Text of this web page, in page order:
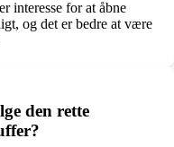
interesse for at åbne
og det er bedre at være
den rette